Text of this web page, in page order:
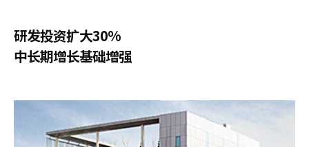
研发投资扩大30%
中长期增长基础增强